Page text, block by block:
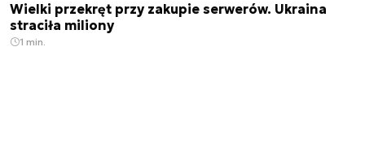
Wielki przekręt przy zakupie serwerów. Ukraina
straciła miliony
1 min.